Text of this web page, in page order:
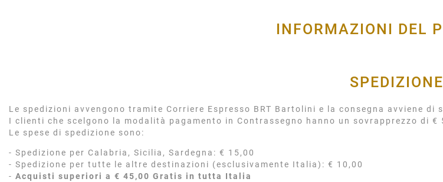
INFORMAZIONI DEL
SPEDIZIONE
Le spedizioni avvengono tramite Corriere Espresso BRT Bartolini e la consegna avviene
I clienti che scelgono la modalità pagamento in Contrassegno hanno un sovrapprezzo di €
Le spese di spedizione sono:
- Spedizione per Calabria, Sicilia, Sardegna: € 15,00
- Spedizione per tutte le altre destinazioni (esclusivamente Italia): € 10,00
- Acquisti superiori a € 45,00 Gratis in tutta Italia